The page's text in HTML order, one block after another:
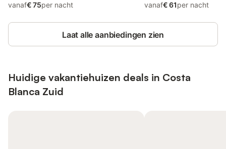
vanaf€ 75per nacht vanaf€ 61per nacht
Laat alle aanbiedingen zien
Huidige vakantiehuizen deals in Costa
Blanca Zuid